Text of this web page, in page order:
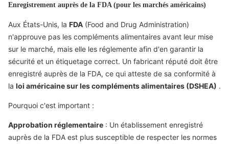
Enregistrement auprès de la FDA (pour les marchés américains)
Aux États-Unis, la FDA (Food and Drug Administration)
n'approuve pas les compléments alimentaires avant leur mise
sur le marché, mais elle les réglemente afin d'en garantir la
sécurité et un étiquetage correct. Un fabricant réputé doit être
enregistré auprès de la FDA, ce qui atteste de sa conformité à
la loi américaine sur les compléments alimentaires (DSHEA) .
Pourquoi c'est important :
Approbation réglementaire : Un établissement enregistré
auprès de la FDA est plus susceptible de respecter les normes